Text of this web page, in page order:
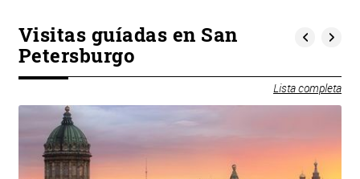
Visitas guíadas en San
Petersburgo
Lista completa